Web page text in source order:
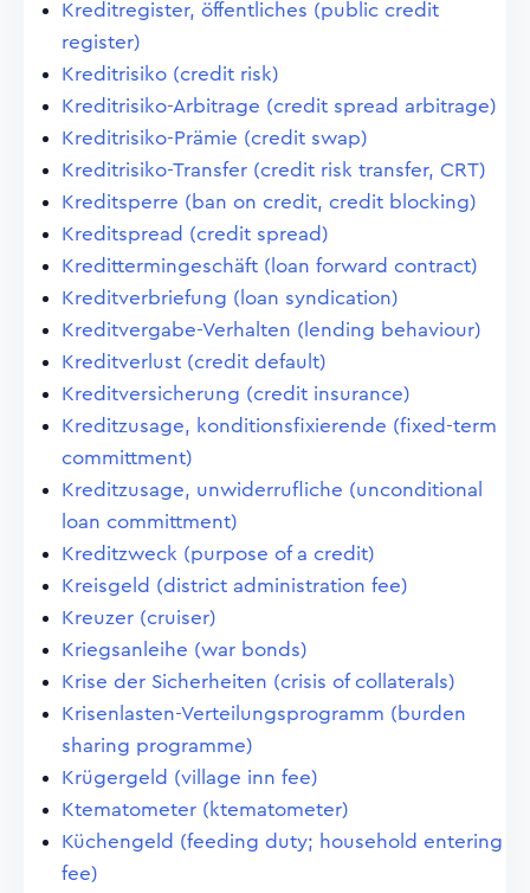
Kreditregister, öffentliches (public credit
register)
Kreditrisiko (credit risk)
Kreditrisiko-Arbitrage (credit spread arbitrage)
Kreditrisiko-Prämie (credit swap)
Kreditrisiko-Transfer (credit risk transfer, CRT)
Kreditsperre (ban on credit, credit blocking)
Kreditspread (credit spread)
Kredittermingeschäft (loan forward contract)
Kreditverbriefung (loan syndication)
Kreditvergabe-Verhalten (lending behaviour)
Kreditverlust (credit default)
Kreditversicherung (credit insurance)
Kreditzusage, konditionsfixierende (fixed-term
committment)
Kreditzusage, unwiderrufliche (unconditional
loan committment)
Kreditzweck (purpose of a credit)
Kreisgeld (district administration fee)
Kreuzer (cruiser)
Kriegsanleihe (war bonds)
Krise der Sicherheiten (crisis of collaterals)
Krisenlasten-Verteilungsprogramm (burden
sharing programme)
Krügergeld (village inn fee)
Ktematometer (ktematometer)
Küchengeld (feeding duty; household entering
fee)